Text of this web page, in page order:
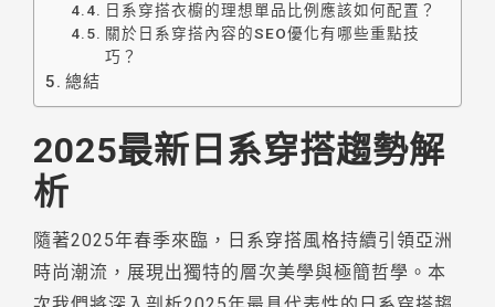
日系穿搭衣櫥的理想單品比例應該如何配置？
關於日系穿搭內容的SEO優化有哪些重點技
巧？
總結
2025最新日系穿搭趨勢解
析
隨著2025年春季來臨，日系穿搭風格持續引領亞洲
時尚潮流，展現出獨特的層次美學與極簡哲學。本